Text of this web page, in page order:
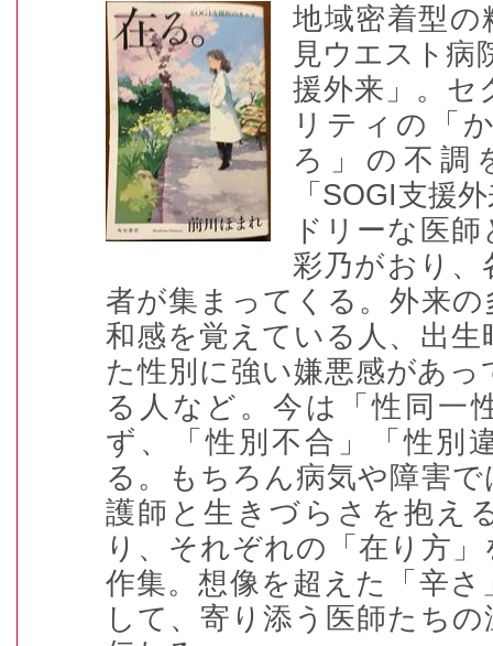
地域密着型の
見ウエスト病
援外来」。セ
リティの「
ろ」の不調
「 SOGI支援
ドリーな医
彩乃がおり、
者が集まってくる。外来
和感を覚えている人、出
た性別に強い嫌悪感があ
る人など。今は「性同一
ず、「性別不合」「性別
る。もちろん病気や障害
護師と生きづらさを抱え
り、それぞれの「在り方
作集。想像を超えた「辛
して、寄り添う医師たち